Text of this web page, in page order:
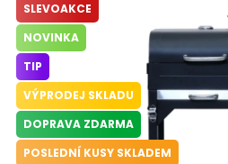
Domácnost
Dětská hřiště
Autodoplňky
SLEVOAKCE
NOVINKA
TIP
VÝPRODEJ SKLADU
DOPRAVA ZDARMA
POSLEDNÍ KUSY SKLADEM